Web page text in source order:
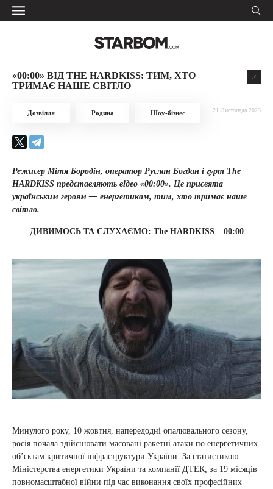
«00:00» ВІД THE HARDKISS: ТИМ, ХТО
ТРИМАЄ НАШЕ СВІТЛО
Дозвілля Родина Шоу-бізнес 21 Листопада 2023
Режисер Мітя Бородін, оператор Руслан Богдан і гурт The
HARDKISS представляють відео «00:00». Це присвята
українським героям — енергетикам, тим, хто тримає наше
світло.
ДИВИМОСЬ ТА СЛУХАЄМО: The HARDKISS – 00:00
Минулого року, 10 жовтня, напередодні опалювального сезону,
росія почала здійснювати масовані ракетні атаки по енергетичних
об’єктам критичної інфраструктури України. За статистикою
Міністерства енергетики України та компанії ДТЕК, за 19 місяців
повномасштабної війни під час виконання своїх професійних